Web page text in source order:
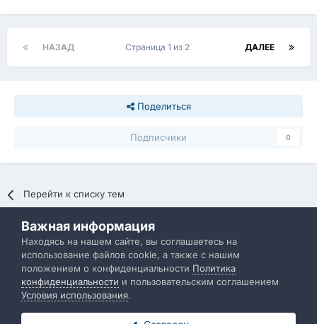
НАЗАД ДАЛЕЕ
Страница 1 из 2
Поделиться
Подписчики 0
Перейти к списку тем
Политика конфиденциальности Обратная связь
IBResource
Powered by Invision Community
Важная информация
Находясь на нашем сайте, вы соглашаетесь на
использование файлов cookie, а также с нашим
положением о конфиденциальности Политика
конфиденциальности и пользовательским соглашением
Условия использования.